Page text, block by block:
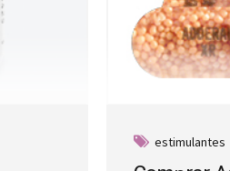
estimulantes